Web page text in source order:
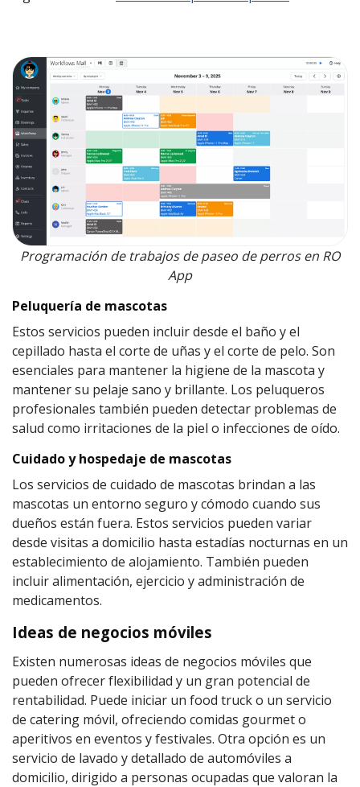
Programación de trabajos de paseo de perros en RO
App
Peluquería de mascotas
Estos servicios pueden incluir desde el baño y el
cepillado hasta el corte de uñas y el corte de pelo. Son
esenciales para mantener la higiene de la mascota y
mantener su pelaje sano y brillante. Los peluqueros
profesionales también pueden detectar problemas de
salud como irritaciones de la piel o infecciones de oído.
Cuidado y hospedaje de mascotas
Los servicios de cuidado de mascotas brindan a las
mascotas un entorno seguro y cómodo cuando sus
dueños están fuera. Estos servicios pueden variar
desde visitas a domicilio hasta estadías nocturnas en un
establecimiento de alojamiento. También pueden
incluir alimentación, ejercicio y administración de
medicamentos.
Ideas de negocios móviles
Existen numerosas ideas de negocios móviles que
pueden ofrecer flexibilidad y un gran potencial de
rentabilidad. Puede iniciar un food truck o un servicio
de catering móvil, ofreciendo comidas gourmet o
aperitivos en eventos y festivales. Otra opción es un
servicio de lavado y detallado de automóviles a
domicilio, dirigido a personas ocupadas que valoran la